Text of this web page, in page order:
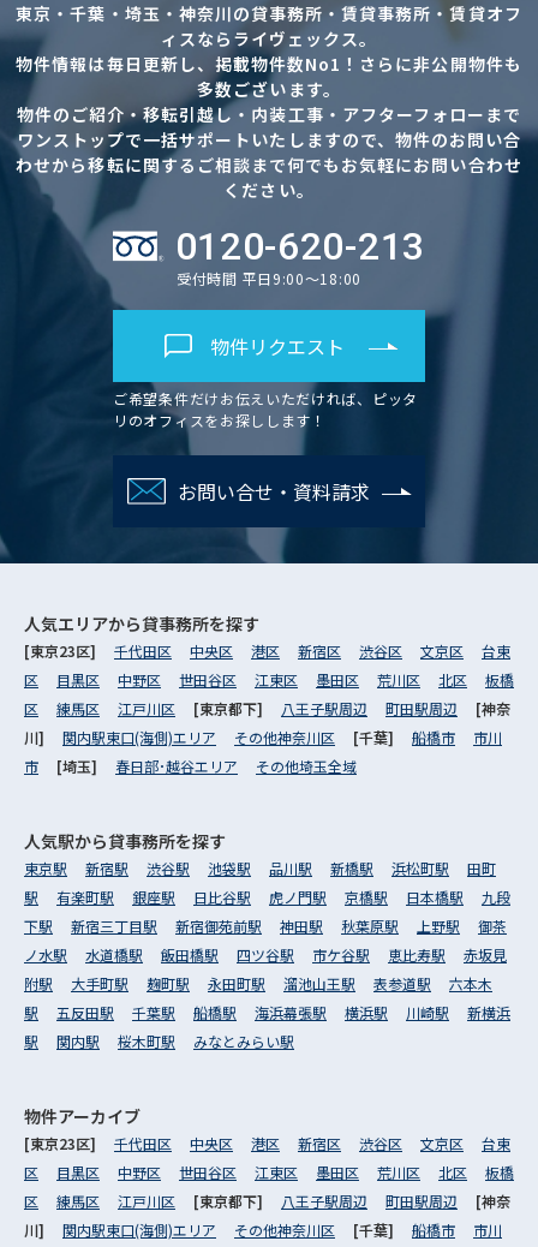
東京・千葉・埼玉・神奈川の貸事務所・賃貸事務所・賃貸オフ
ィスならライヴェックス。
物件情報は毎日更新し、掲載物件数No1！さらに非公開物件も
多数ございます。
物件のご紹介・移転引越し・内装工事・アフターフォローまで
ワンストップで一括サポートいたしますので、物件のお問い合
わせから移転に関するご相談まで何でもお気軽にお問い合わせ
ください。
0120-620-213
受付時間 平日9:00～18:00
物件リクエスト
ご希望条件だけお伝えいただければ、ピッタ
リのオフィスをお探しします！
お問い合せ・資料請求
人気エリアから貸事務所を探す
[東京23区] 千代田区 中央区 港区 新宿区 渋谷区 文京区
台東
区
目黒区 中野区 世田谷区 江東区 墨田区 荒川区 北区
板橋
区
練馬区 江戸川区 [東京都下] 八王子駅周辺 町田駅周辺
[神奈
川] 関内駅東口(海側)エリア その他神奈川区 [千葉] 船橋市
市川
市
[埼玉] 春日部･越谷エリア その他埼玉全域
人気駅から貸事務所を探す
東京駅 新宿駅 渋谷駅 池袋駅 品川駅 新橋駅 浜松町駅
田町
駅
有楽町駅 銀座駅 日比谷駅 虎ノ門駅 京橋駅 日本橋駅
九段
下駅
新宿三丁目駅 新宿御苑前駅 神田駅 秋葉原駅 上野駅
御茶
ノ水駅
水道橋駅 飯田橋駅 四ツ谷駅 市ケ谷駅 恵比寿駅
赤坂見
附駅
大手町駅 麹町駅 永田町駅 溜池山王駅 表参道駅
六本木
駅
五反田駅 千葉駅 船橋駅 海浜幕張駅 横浜駅 川崎駅
新横浜
駅
関内駅 桜木町駅 みなとみらい駅
物件アーカイブ
[東京23区] 千代田区 中央区 港区 新宿区 渋谷区 文京区
台東
区
目黒区 中野区 世田谷区 江東区 墨田区 荒川区 北区
板橋
区
練馬区 江戸川区 [東京都下] 八王子駅周辺 町田駅周辺
[神奈
川] 関内駅東口(海側)エリア その他神奈川区 [千葉] 船橋市 市川